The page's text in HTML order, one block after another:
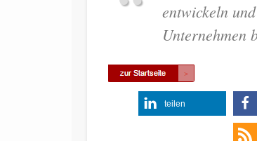
entwickeln
Unternehmen
teilen